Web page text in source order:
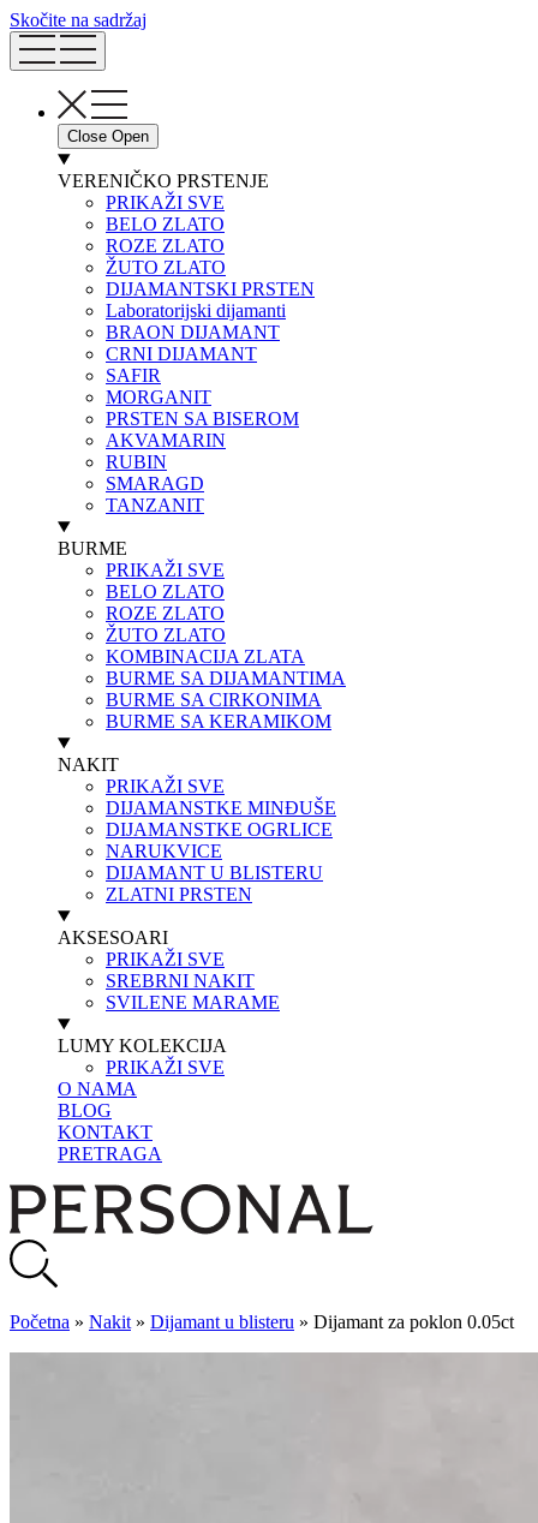
Skočite na sadržaj
Close Open
VERENIČKO PRSTENJE
PRIKAŽI SVE
BELO ZLATO
ROZE ZLATO
ŽUTO ZLATO
DIJAMANTSKI PRSTEN
Laboratorijski dijamanti
BRAON DIJAMANT
CRNI DIJAMANT
SAFIR
MORGANIT
PRSTEN SA BISEROM
AKVAMARIN
RUBIN
SMARAGD
TANZANIT
BURME
PRIKAŽI SVE
BELO ZLATO
ROZE ZLATO
ŽUTO ZLATO
KOMBINACIJA ZLATA
BURME SA DIJAMANTIMA
BURME SA CIRKONIMA
BURME SA KERAMIKOM
NAKIT
PRIKAŽI SVE
DIJAMANSTKE MINĐUŠE
DIJAMANSTKE OGRLICE
NARUKVICE
DIJAMANT U BLISTERU
ZLATNI PRSTEN
AKSESOARI
PRIKAŽI SVE
SREBRNI NAKIT
SVILENE MARAME
LUMY KOLEKCIJA
PRIKAŽI SVE
O NAMA
BLOG
KONTAKT
PRETRAGA
Početna » Nakit » Dijamant u blisteru » Dijamant za poklon 0.05ct